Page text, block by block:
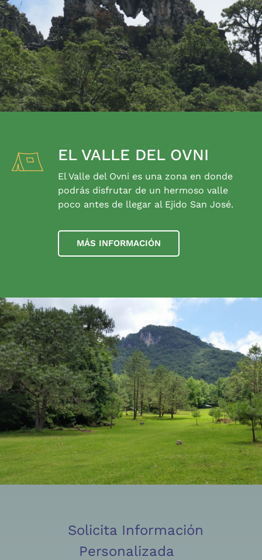
EL VALLE DEL OVNI
El Valle del Ovni es una zona en donde
podrás disfrutar de un hermoso valle
poco antes de llegar al Ejido San José.
MÁS INFORMACIÓN
Solicita Información
Personalizada